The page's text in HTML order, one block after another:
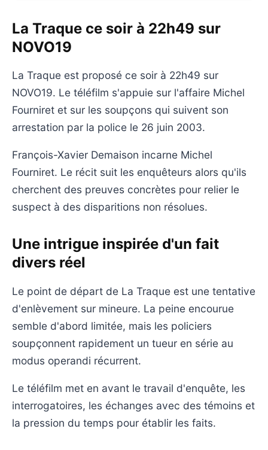
La Traque ce soir à 22h49 sur
NOVO19
La Traque est proposé ce soir à 22h49 sur
NOVO19. Le téléfilm s'appuie sur l'affaire Michel
Fourniret et sur les soupçons qui suivent son
arrestation par la police le 26 juin 2003.
François-Xavier Demaison incarne Michel
Fourniret. Le récit suit les enquêteurs alors qu'ils
cherchent des preuves concrètes pour relier le
suspect à des disparitions non résolues.
Une intrigue inspirée d'un fait
divers réel
Le point de départ de La Traque est une tentative
d'enlèvement sur mineure. La peine encourue
semble d'abord limitée, mais les policiers
soupçonnent rapidement un tueur en série au
modus operandi récurrent.
Le téléfilm met en avant le travail d'enquête, les
interrogatoires, les échanges avec des témoins et
la pression du temps pour établir les faits.